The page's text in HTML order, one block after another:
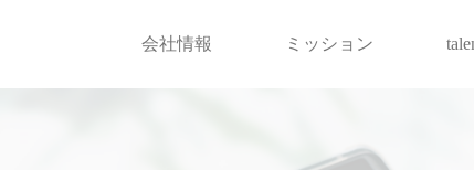
会社情報 ミッション